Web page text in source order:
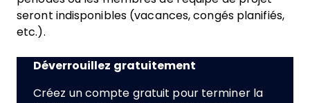
seront indisponibles (vacances, congés planifiés,
etc.).
Déverrouillez gratuitement
Créez un compte gratuit pour terminer la